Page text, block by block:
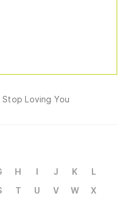
Stop Loving You
H I J K
L
T U V W
X